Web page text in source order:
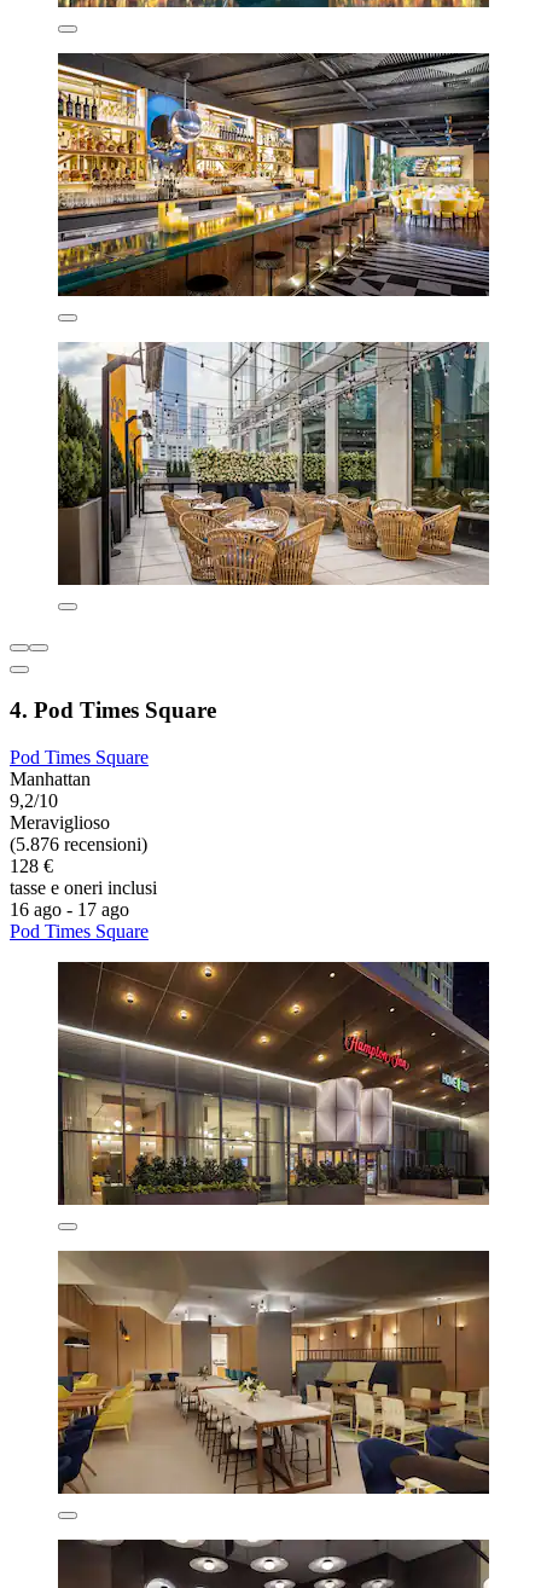
4. Pod Times Square
Pod Times Square
Manhattan
9,2/10
Meraviglioso
(5.876 recensioni)
128 €
tasse e oneri inclusi
16 ago - 17 ago
Pod Times Square